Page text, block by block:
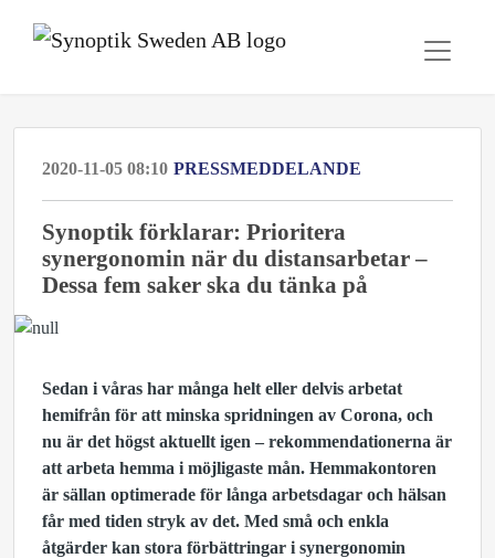
2020-11-05 08:10 PRESSMEDDELANDE
Synoptik förklarar: Prioritera
synergonomin när du distansarbetar –
Dessa fem saker ska du tänka på
Sedan i våras har många helt eller delvis arbetat
hemifrån för att minska spridningen av Corona, och
nu är det högst aktuellt igen – rekommendationerna är
att arbeta hemma i möjligaste mån. Hemmakontoren
är sällan optimerade för långa arbetsdagar och hälsan
får med tiden stryk av det. Med små och enkla
åtgärder kan stora förbättringar i synergonomin